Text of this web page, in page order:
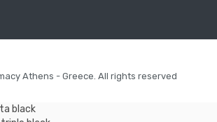
Athens - Greece. All rights reserved
black